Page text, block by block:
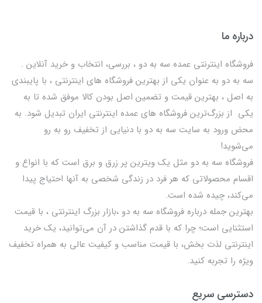
درباره ما
فروشگاه اینترنتی عمده سه به دو ، بررسی، انتخاب و خرید آنلاین .
سه به دو به عنوان یکی از بهترين فروشگاه های اینترنتی ، با پایبندی
به اصل ، بهترين قيمت و تضمین اصل‌ بودن کالا موفق شده تا به
يكي از بزرگ‌ترين فروشگاه هاي عمده اینترنتی ایران تبدیل شود. به
محض ورود به سایت سه به دو با دنیایی از تخفيف رو به رو
می‌شوید!
فروشگاه سه به دو مثل یک ویترین پر زرق و برق است که با انواع و
اقسام محصولاتی که هر فرد در زندگی شخصی به آنها احتیاج پیدا
می‌کند، چیده شده است.
بهترين جمله درباره فروشگاه سه به دو ،بازار بزرگ اینترنتی ، با قيمت
استثنايي است؛ چرا که با قدم گذاشتن در آن می‌توانید، یک خرید
اینترنتی لذت بخش، با قیمت مناسب و کیفیت عالی به همراه تخفیف
ویژه را تجربه کنید.
دسترسی سریع